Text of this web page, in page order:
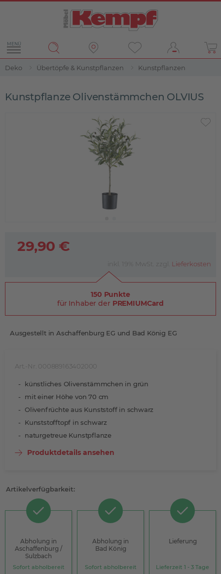
MENÜ
Deko Übertöpfe & Kunstpflanzen Kunstpflanzen
Kunstpflanze Olivenstämmchen OLVIUS
Art.-Nr. 000889163402000
künstliches Olivenstämmchen in grün
mit einer Höhe von 70 cm
Olivenfrüchte aus Kunststoff in schwarz
Kunststofftopf in schwarz
naturgetreue Kunstpflanze
Produktdetails ansehen
Artikelverfügbarkeit:
Abholung in
Aschaffenburg /
Sulzbach
Sofort abholbereit
Abholung in
Bad König
Sofort abholbereit
Lieferung
Lieferzeit 1 - 3 Tage
29,90 €
inkl. 19% MwSt. zzgl. Lieferkosten
150 Punkte
für Inhaber der PREMIUMCard
Ausgestellt in Aschaffenburg EG und Bad König EG